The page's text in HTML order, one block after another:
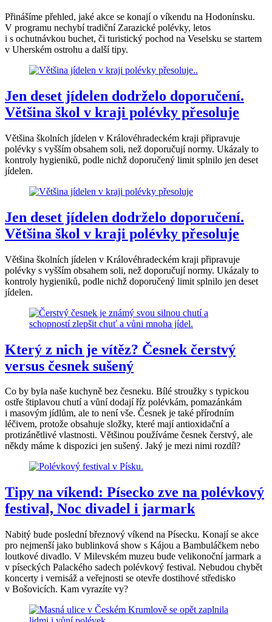
Přinášíme přehled, jaké akce se konají o víkendu na Hodonínsku.
V programu nechybí tradiční Zarazické polévky, letos
i s ochutnávkou buchet, či turistický pochod na Veselsku se startem
v Uherském ostrohu a další tipy.
Jen deset jídelen dodrželo doporučení.
Většina škol v kraji polévky přesoluje
Většina školních jídelen v Královéhradeckém kraji připravuje
polévky s vyšším obsahem soli, než doporučují normy. Ukázaly to
kontroly hygieniků, podle nichž doporučený limit splnilo jen deset
jídelen.
Jen deset jídelen dodrželo doporučení.
Většina škol v kraji polévky přesoluje
Většina školních jídelen v Královéhradeckém kraji připravuje
polévky s vyšším obsahem soli, než doporučují normy. Ukázaly to
kontroly hygieniků, podle nichž doporučený limit splnilo jen deset
jídelen.
Který z nich je vítěz? Česnek čerstvý
versus česnek sušený
Co by byla naše kuchyně bez česneku. Bílé stroužky s typickou
ostře štiplavou chutí a vůní dodají říz polévkám, pomazánkám
i masovým jídlům, ale to není vše. Česnek je také přírodním
léčivem, protože obsahuje složky, které mají antioxidační a
protizánětlivé vlastnosti. Většinou používáme česnek čerstvý, ale
někdy máme k dispozici jen sušený. Jaký je mezi nimi rozdíl?
Tipy na víkend: Písecko zve na polévkový
festival, Noc divadel i jarmark
Nabitý bude poslední březnový víkend na Písecku. Konají se akce
pro nejmenší jako bublinková show s Kájou a Bambuláčkem nebo
loutkové divadlo. V Milevském muzeu bude velikonoční jarmark a
v píseckých Palackého sadech polévkový festival. Nebudou chybět
koncerty i vernisáž a veřejnosti se otevře dostihové středisko
v Bošovicích. Kam vyrazíte vy?